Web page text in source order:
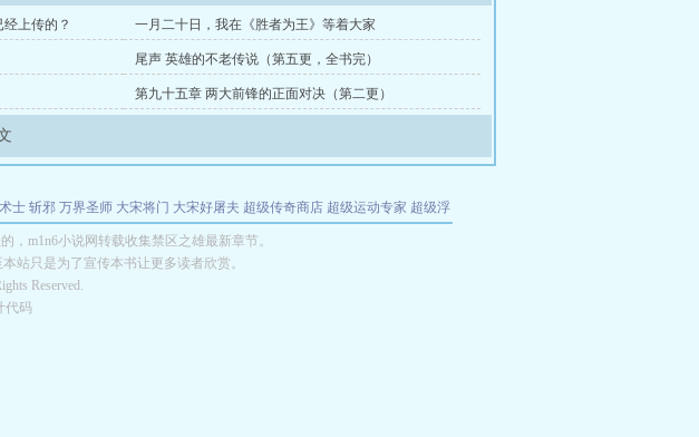
上传的？ 一月二十日，我在《胜者为王》等着大家
尾声 英雄的不老传说（第五更，全书完）
第九十五章 两大前锋的正面对决（第二更）
士 斩邪 万界圣师 大宋将门 大宋好屠夫 超级传奇商店 超级运动专家 超级浮
原始大厨王 怪物聊天群 某美漫的特工 我夺舍了魔皇
，m1n6小说网转载收集禁区之雄最新章节。
站只是为了宣传本书让更多读者欣赏。
Reserved.
代码